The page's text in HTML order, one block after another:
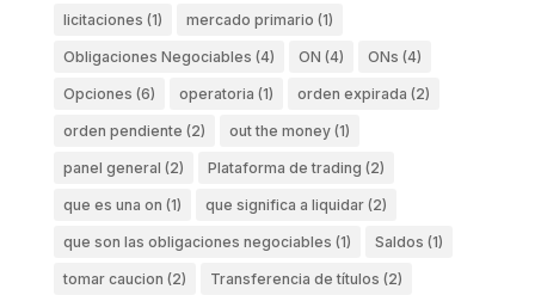
licitaciones (1) mercado primario (1)
Obligaciones Negociables (4) ON (4) ONs (4)
Opciones (6) operatoria (1) orden expirada (2)
orden pendiente (2) out the money(1)
panel general (2) Plataforma de trading (2)
que es una on (1) que significa a liquidar(2)
que son las obligaciones negociables (1) Saldos (1)
tomar caucion (2) Transferencia de títulos (2)